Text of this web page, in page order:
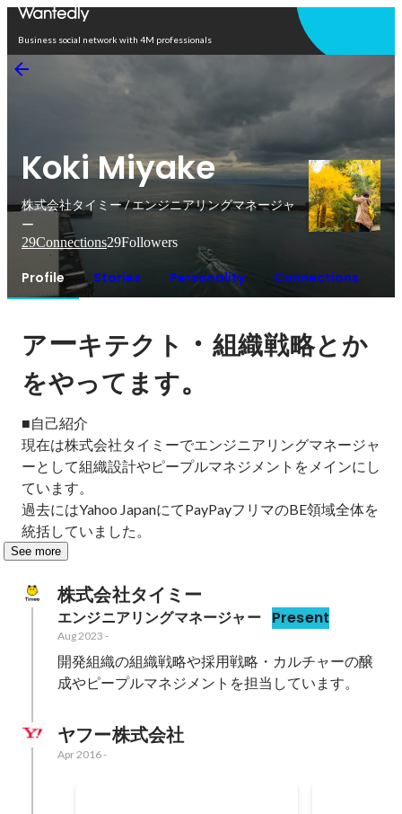
Business social network with 4M professionals
Koki Miyake
株式会社タイミー / エンジニアリングマネージャ
ー
29Connections29Followers
Profile Stories Personality Connections
アーキテクト ・組織戦略とか
をやってます。
■自己紹介
現在は株式会社タイミーでエンジニアリングマネージャ
ーとして組織設計やピープルマネジメントをメインにし
ています。
過去にはYahoo JapanにてPayPayフリマのBE領域全体を
統括していました。
See more
株式会社タイミー
エンジニアリングマネージャー Present
Aug 2023 -
開発組織の組織戦略や採用戦略・カルチャーの醸
成やピープルマネジメントを担当しています。
ヤフー株式会社
Apr 2016-